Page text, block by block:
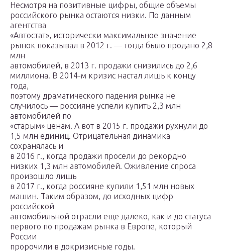
Несмотря на позитивные цифры, общие объемы
российского рынка остаются низки. По данным
агентства
«Автостат», исторически максимальное значение
рынок показывал в 2012 г. — тогда было продано 2,8
млн
автомобилей, в 2013 г. продажи снизились до 2,6
миллиона. В 2014-м кризис настал лишь к концу
года,
поэтому драматического падения рынка не
случилось — россияне успели купить 2,3 млн
автомобилей по
«старым» ценам. А вот в 2015 г. продажи рухнули до
1,5 млн единиц. Отрицательная динамика
сохранялась и
в 2016 г., когда продажи просели до рекордно
низких 1,3 млн автомобилей. Оживление спроса
произошло лишь
в 2017 г., когда россияне купили 1,51 млн новых
машин. Таким образом, до исходных цифр
российской
автомобильной отрасли еще далеко, как и до статуса
первого по продажам рынка в Европе, который
России
пророчили в докризисные годы.